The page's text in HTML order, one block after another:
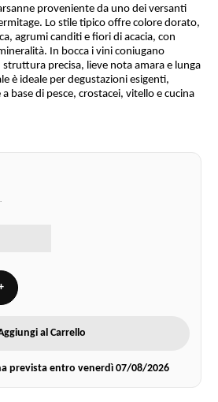
proveniente da uno dei versanti
Lo stile tipico offre colore dorato,
agrumi canditi e fiori di acacia, con
In bocca i vini coniugano
struttura precisa, lieve nota amara e lunga
è ideale per degustazioni esigenti,
base di pesce, crostacei, vitello e cucina
al Carrello
prevista entro venerdì 07/08/2026